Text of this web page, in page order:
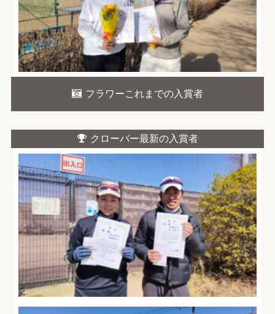
フラワーこれまでの入賞者
クローバー最新の入賞者